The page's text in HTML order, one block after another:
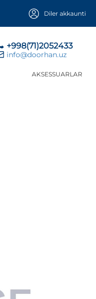
Diler akkaunti
+998(71)2052433
info@doorhan.uz
AKSESSUARLAR